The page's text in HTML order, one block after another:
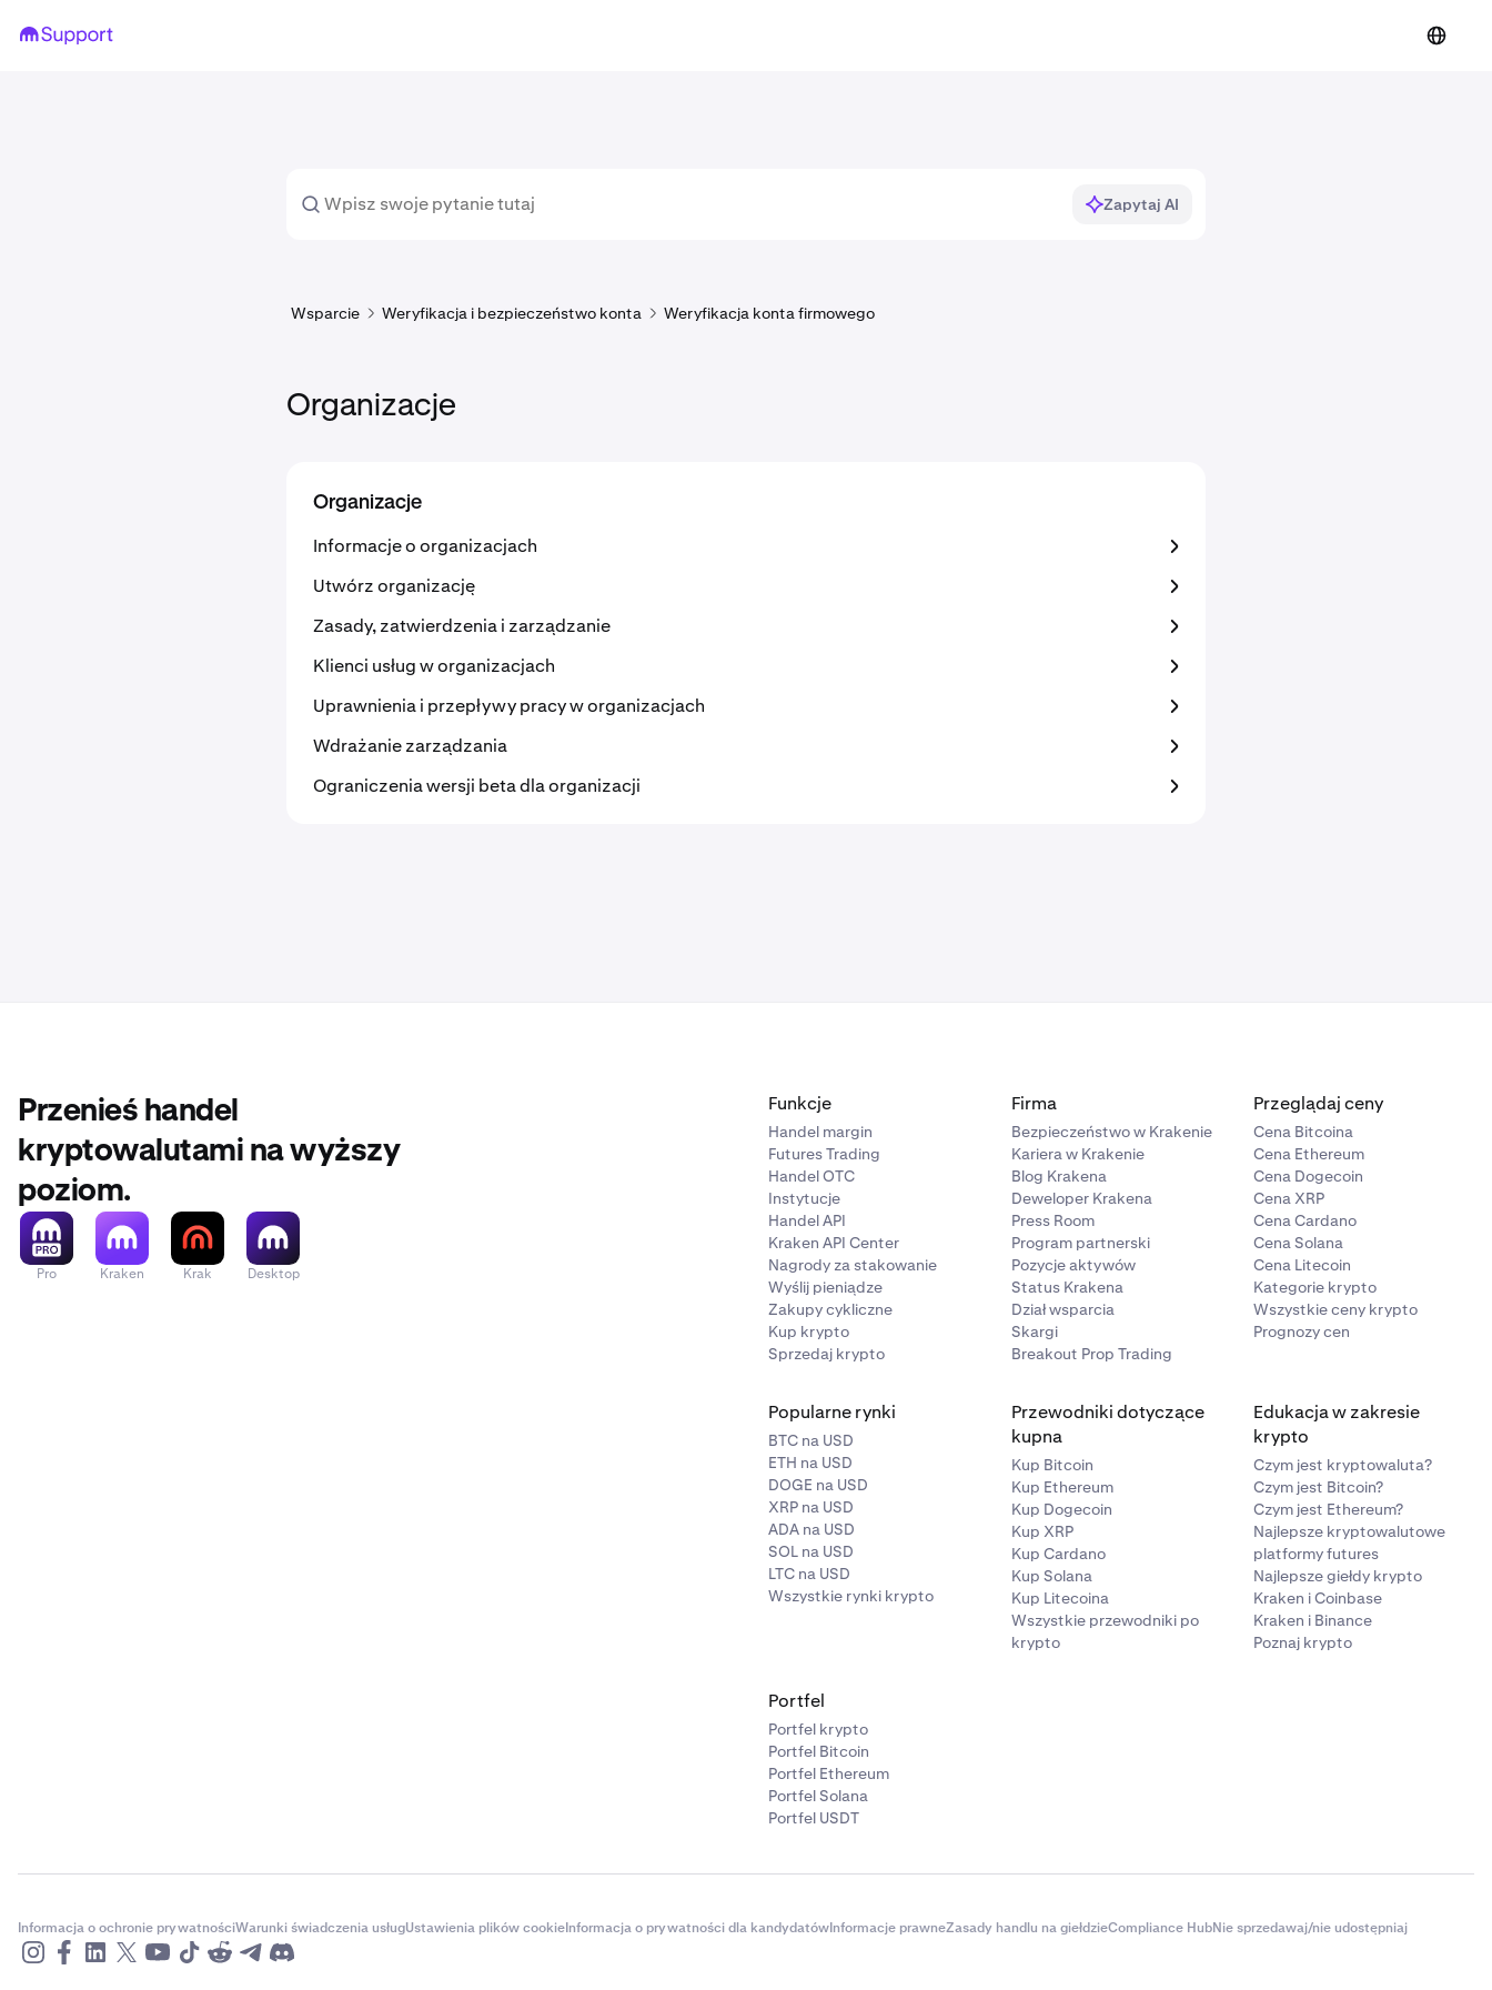
Zapytaj AI
Wsparcie Weryfikacja i bezpieczeństwo konta Weryfikacja konta firmowego
Organizacje
Organizacje
Informacje o organizacjach
Utwórz organizację
Zasady, zatwierdzenia i zarządzanie
Klienci usług w organizacjach
Uprawnienia i przepływy pracy w organizacjach
Wdrażanie zarządzania
Ograniczenia wersji beta dla organizacji
Przenieś handel
kryptowalutami na wyższy
poziom.
Pro Kraken Krak Desktop
Funkcje
Handel margin
Futures Trading
Handel OTC
Instytucje
Handel API
Kraken API Center
Nagrody za stakowanie
Wyślij pieniądze
Zakupy cykliczne
Kup krypto
Sprzedaj krypto
Firma
Bezpieczeństwo w Krakenie
Kariera w Krakenie
Blog Krakena
Deweloper Krakena
Press Room
Program partnerski
Pozycje aktywów
Status Krakena
Dział wsparcia
Skargi
Breakout Prop Trading
Przeglądaj ceny
Cena Bitcoina
Cena Ethereum
Cena Dogecoin
Cena XRP
Cena Cardano
Cena Solana
Cena Litecoin
Kategorie krypto
Wszystkie ceny krypto
Prognozy cen
Popularne rynki
BTC na USD
ETH na USD
DOGE na USD
XRP na USD
ADA na USD
SOL na USD
LTC na USD
Wszystkie rynki krypto
Przewodniki dotyczące
kupna
Kup Bitcoin
Kup Ethereum
Kup Dogecoin
Kup XRP
Kup Cardano
Kup Solana
Kup Litecoina
Wszystkie przewodniki po
krypto
Edukacja w zakresie
krypto
Czym jest kryptowaluta?
Czym jest Bitcoin?
Czym jest Ethereum?
Najlepsze kryptowalutowe
platformy futures
Najlepsze giełdy krypto
Kraken i Coinbase
Kraken i Binance
Poznaj krypto
Portfel
Portfel krypto
Portfel Bitcoin
Portfel Ethereum
Portfel Solana
Portfel USDT
Informacja o ochronie prywatnościWarunki świadczenia usługUstawienia plików cookieInformacja o prywatności dla kandydatówInformacje prawneZasady handlu na giełdzieCompliance HubNie sprzedawaj/nie udostępniaj